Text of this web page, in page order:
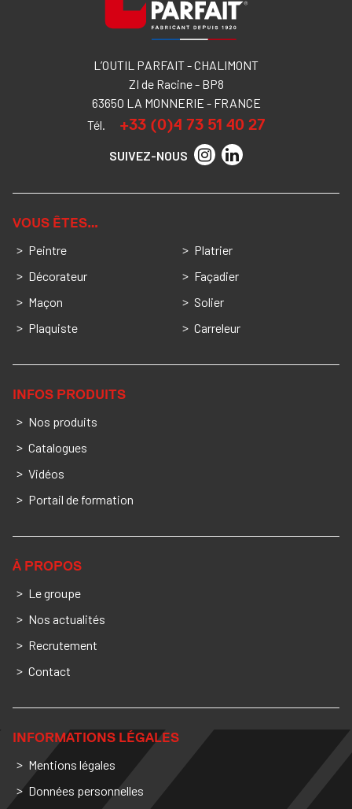
L’OUTIL PARFAIT - CHALIMONT
ZI de Racine - BP8
63650 LA MONNERIE - FRANCE
Tél.
+33 (0)4 73 51 40 27
SUIVEZ-NOUS
VOUS ÊTES…
Peintre
Décorateur
Maçon
Plaquiste
Platrier
Façadier
Solier
Carreleur
INFOS PRODUITS
Nos produits
Catalogues
Vidéos
Portail de formation
À PROPOS
Le groupe
Nos actualités
Recrutement
Contact
INFORMATIONS LÉGALES
Mentions légales
Données personnelles